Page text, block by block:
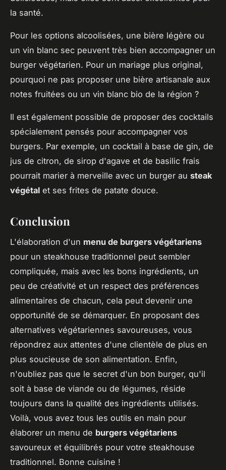
la santé.
Pour les options alcoolisées, une bière légère ou
un vin blanc sec peuvent très bien accompagner un
burger végétarien. Pour un mariage plus original,
pourquoi ne pas proposer une bière artisanale aux
notes fruitées ou un vin blanc bio de la région ?
Il est également possible de proposer des cocktails
spécialement pensés pour accompagner vos
burgers. Par exemple, un cocktail à base de gin, de
jus de citron, de sirop d'agave et de basilic frais
pourrait marier à merveille avec un burger au steak
végétal et ses frites de patate douce.
Conclusion
L'élaboration d'un menu de burgers végétariens
pour un steakhouse traditionnel peut sembler
compliquée, mais avec les bons ingrédients, un
peu de créativité et un respect des préférences
alimentaires de chacun, cela peut devenir une
opportunité de se démarquer. En proposant des
alternatives végétariennes savoureuses, vous
répondrez aux attentes d'une clientèle de plus en
plus soucieuse de son alimentation. Enfin,
n'oubliez pas que le secret d'un bon burger, qu'il
soit à base de viande ou de légumes, réside
toujours dans la qualité des ingrédients utilisés.
Voilà, vous avez tous les outils en main pour
élaborer un menu de burgers végétariens
savoureux et équilibrés pour votre steakhouse
traditionnel. Bonne cuisine !